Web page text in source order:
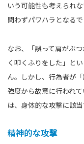
いう可能性も考えられ
問わずパワハラとなるで
なお、「誤って肩がぶ
く叩くふりをした」と
ん。しかし、行為者が
強度から故意に行われ
は、身体的な攻撃に該
精神的な攻撃